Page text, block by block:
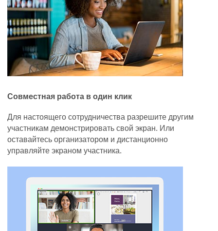
Совместная работа в один клик
Для настоящего сотрудничества разрешите другим
участникам демонстрировать свой экран. Или
оставайтесь организатором и дистанционно
управляйте экраном участника.